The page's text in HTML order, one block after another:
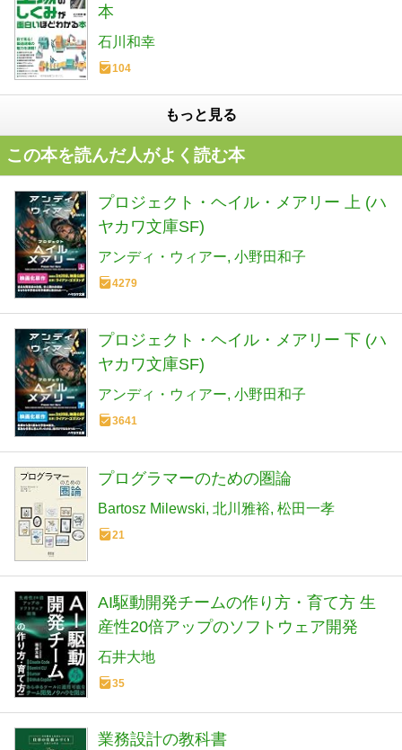
本
石川和幸
104
もっと見る
この本を読んだ人がよく読む本
プロジェクト・ヘイル・メアリー 上 (ハ
ヤカワ文庫SF)
アンディ・ウィアー 小野田和子
4279
プロジェクト・ヘイル・メアリー 下 (ハ
ヤカワ文庫SF)
アンディ・ウィアー 小野田和子
3641
プログラマーのための圏論
Bartosz Milewski 北川雅裕 松田一孝
21
AI駆動開発チームの作り方・育て方 生
産性20倍アップのソフトウェア開発
石井大地
35
業務設計の教科書